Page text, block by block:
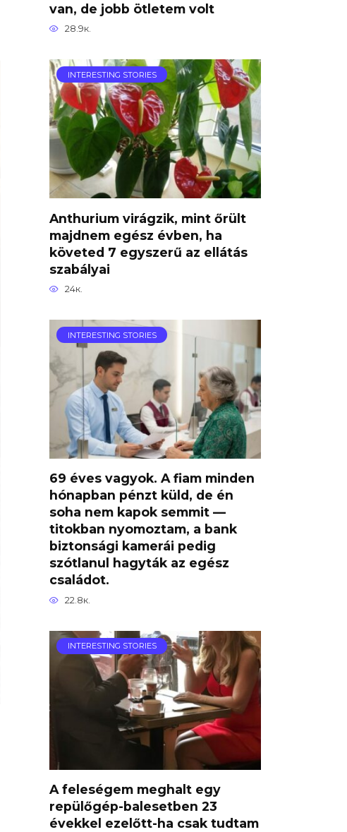
van, de jobb ötletem volt
28.9к.
INTERESTING STORIES
Anthurium virágzik, mint őrült
majdnem egész évben, ha
követed 7 egyszerű az ellátás
szabályai
24к.
INTERESTING STORIES
69 éves vagyok. A fiam minden
hónapban pénzt küld, de én
soha nem kapok semmit —
titokban nyomoztam, a bank
biztonsági kamerái pedig
szótlanul hagyták az egész
családot.
22.8к.
INTERESTING STORIES
A feleségem meghalt egy
repülőgép-balesetben 23
évekkel ezelőtt-ha csak tudtam